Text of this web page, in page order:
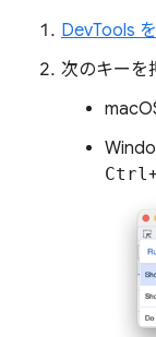
DevTools
次のキーを
Ctrl+